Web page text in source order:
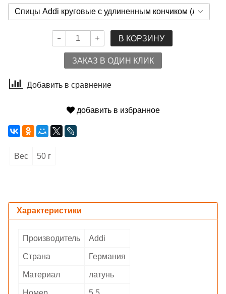
В КОРЗИНУ
ЗАКАЗ В ОДИН КЛИК
Добавить в сравнение
добавить в избранное
Вес 50 г
Характеристики
Производитель Addi
Страна Германия
Материал латунь